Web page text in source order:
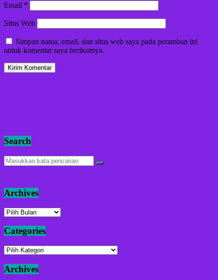
Email *
Situs Web
Simpan nama, email, dan situs web saya pada peramban ini
untuk komentar saya berikutnya.
Search
Archives
Archives
Categories
Categories
Archives